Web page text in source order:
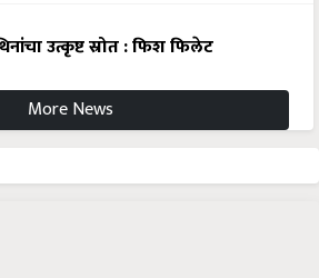
उत्कृष्ट स्रोत : फिश फिलेट
More News